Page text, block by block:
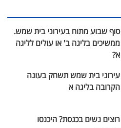
סוף שבוע מתוח בעירוני בית שמש.
ממשיכים בליגה ב' או עולים לליגה
א?
עירוני בית שמש תשחק בעונה
הקרובה בליגה א
רוצים נשים בכנסת? היכנסו